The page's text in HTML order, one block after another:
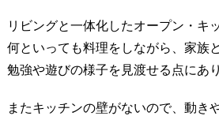
リビングと一体化したオープン・キ
何といっても料理をしながら、家族
勉強や遊びの様子を見渡せる点にあ
またキッチンの壁がないので、動き